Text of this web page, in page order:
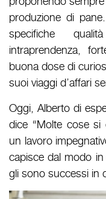
produzione di
specifiche
intraprendenza,
buona dose di
suoi viaggi d’affari
Oggi, Alberto di
dice “Molte cose si
un lavoro
capisce dal modo
gli sono successi in